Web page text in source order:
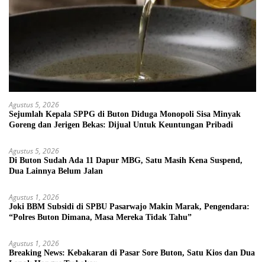
Agustus 5, 2026
Sejumlah Kepala SPPG di Buton Diduga Monopoli Sisa Minyak
Goreng dan Jerigen Bekas: Dijual Untuk Keuntungan Pribadi
Agustus 5, 2026
Di Buton Sudah Ada 11 Dapur MBG, Satu Masih Kena Suspend,
Dua Lainnya Belum Jalan
Agustus 1, 2026
Joki BBM Subsidi di SPBU Pasarwajo Makin Marak, Pengendara:
“Polres Buton Dimana, Masa Mereka Tidak Tahu”
Agustus 1, 2026
Breaking News: Kebakaran di Pasar Sore Buton, Satu Kios dan Dua